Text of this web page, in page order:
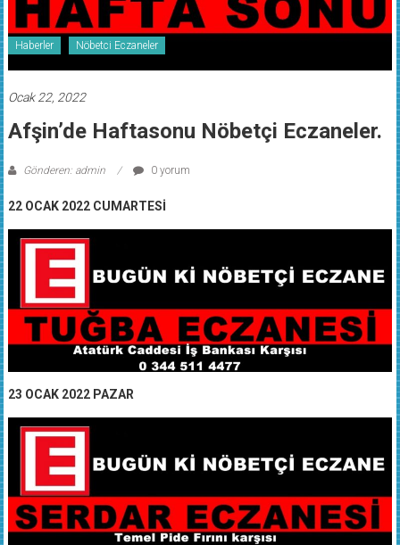
Haberler Nöbetci Eczaneler
Ocak 22, 2022
Afşin’de Haftasonu Nöbetçi Eczaneler.
Gönderen: admin 0 yorum
22 OCAK 2022 CUMARTESİ
23 OCAK 2022 PAZAR